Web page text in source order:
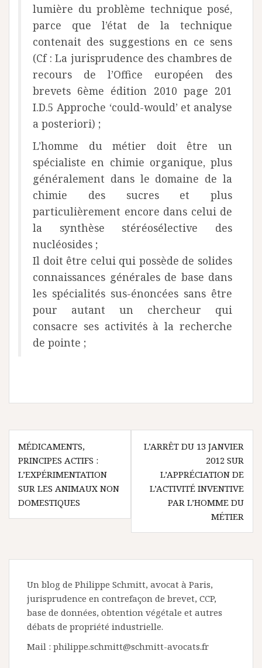
lumière du problème technique posé,
parce que l’état de la technique
contenait des suggestions en ce sens
(Cf : La jurisprudence des chambres de
recours de l’Office européen des
brevets 6ème édition 2010 page 201
I.D.5 Approche ‘could-would’ et analyse
a posteriori) ;
L’homme du métier doit être un
spécialiste en chimie organique, plus
généralement dans le domaine de la
chimie des sucres et plus
particulièrement encore dans celui de
la synthèse stéréosélective des
nucléosides ;
Il doit être celui qui possède de solides
connaissances générales de base dans
les spécialités sus-énoncées sans être
pour autant un chercheur qui
consacre ses activités à la recherche
de pointe ;
Navigation
de
l’article
MÉDICAMENTS,
PRINCIPES ACTIFS :
L’EXPÉRIMENTATION
SUR LES ANIMAUX NON
DOMESTIQUES
L’ARRÊT DU 13 JANVIER
2012 SUR
L’APPRÉCIATION DE
L’ACTIVITÉ INVENTIVE
PAR L’HOMME DU
MÉTIER
Un blog de Philippe Schmitt, avocat à Paris,
jurisprudence en contrefaçon de brevet, CCP,
base de données, obtention végétale et autres
débats de propriété industrielle.
Mail : philippe.schmitt@schmitt-avocats.fr